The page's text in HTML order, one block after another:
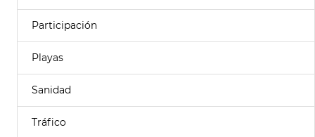
Participación
Playas
Sanidad
Tráfico